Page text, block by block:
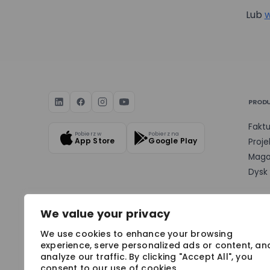
We value your privacy
We use cookies to enhance your browsing
experience, serve personalized ads or content,
analyze our traffic. By clicking "Accept All", you
Lub
Wyrażam
projektu.
danych
Pobierz w
App Store
Pobierz na
Google Play
BEZPIECZEŃSTWO & NAGRODY